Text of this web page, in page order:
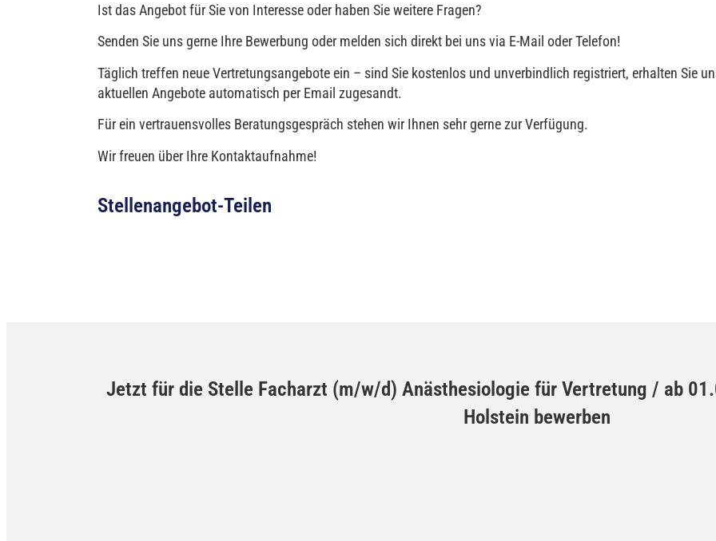
Ist das Angebot für Sie von Interesse oder haben Sie weitere Fragen?
Senden Sie uns gerne Ihre Bewerbung oder melden sich direkt bei uns via E-Mail oder Telefon!
Täglich treffen neue Vertretungsangebote ein – sind Sie kostenlos und unverbindlich registriert, erhalten Sie
aktuellen Angebote automatisch per Email zugesandt.
Für ein vertrauensvolles Beratungsgespräch stehen wir Ihnen sehr gerne zur Verfügung.
Wir freuen über Ihre Kontaktaufnahme!
Stellenangebot-Teilen
Jetzt für die Stelle Facharzt (m/w/d) Anästhesiologie für Vertretung / ab
Holstein bewerben